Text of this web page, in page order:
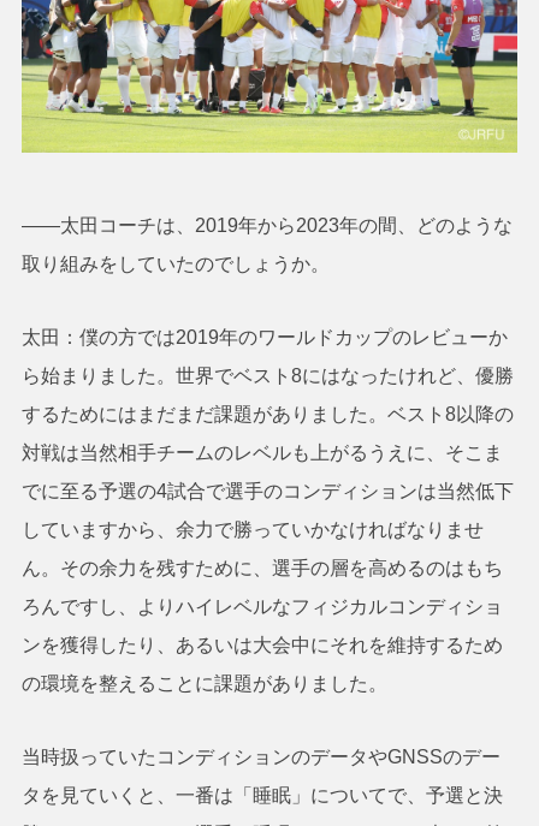
――太田コーチは、2019年から2023年の間、どのような
取り組みをしていたのでしょうか。
太田：僕の方では2019年のワールドカップのレビューか
ら始まりました。世界でベスト8にはなったけれど、優勝
するためにはまだまだ課題がありました。ベスト8以降の
対戦は当然相手チームのレベルも上がるうえに、そこま
でに至る予選の4試合で選手のコンディションは当然低下
していますから、余力で勝っていかなければなりませ
ん。その余力を残すために、選手の層を高めるのはもち
ろんですし、よりハイレベルなフィジカルコンディショ
ンを獲得したり、あるいは大会中にそれを維持するため
の環境を整えることに課題がありました。
当時扱っていたコンディションのデータやGNSSのデー
タを見ていくと、一番は「睡眠」についてで、予選と決